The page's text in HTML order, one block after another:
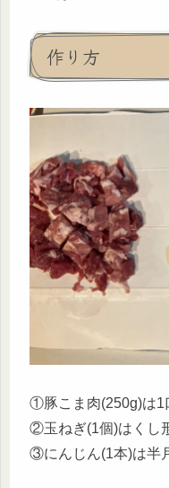
作り方
①豚こま肉(250g)は1
②玉ねぎ(1個)はくし
③にんじん(1本)は半